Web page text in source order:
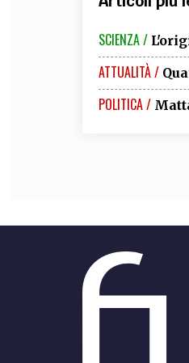
SCIENZA /
ATTUALITÀ /
POLITICA /